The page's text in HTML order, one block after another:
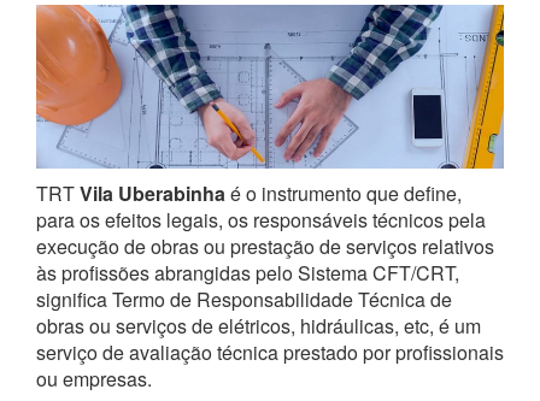
TRTVila Uberabinhaé o instrumento que define,
para os efeitos legais, os responsáveis técnicos pela
execução de obras ou prestação de serviços relativos
às profissões abrangidas pelo Sistema CFT/CRT,
significa Termo de Responsabilidade Técnica de
obras ou serviços de elétricos, hidráulicas, etc, é um
serviço de avaliação técnica prestado por profissionais
ou empresas.